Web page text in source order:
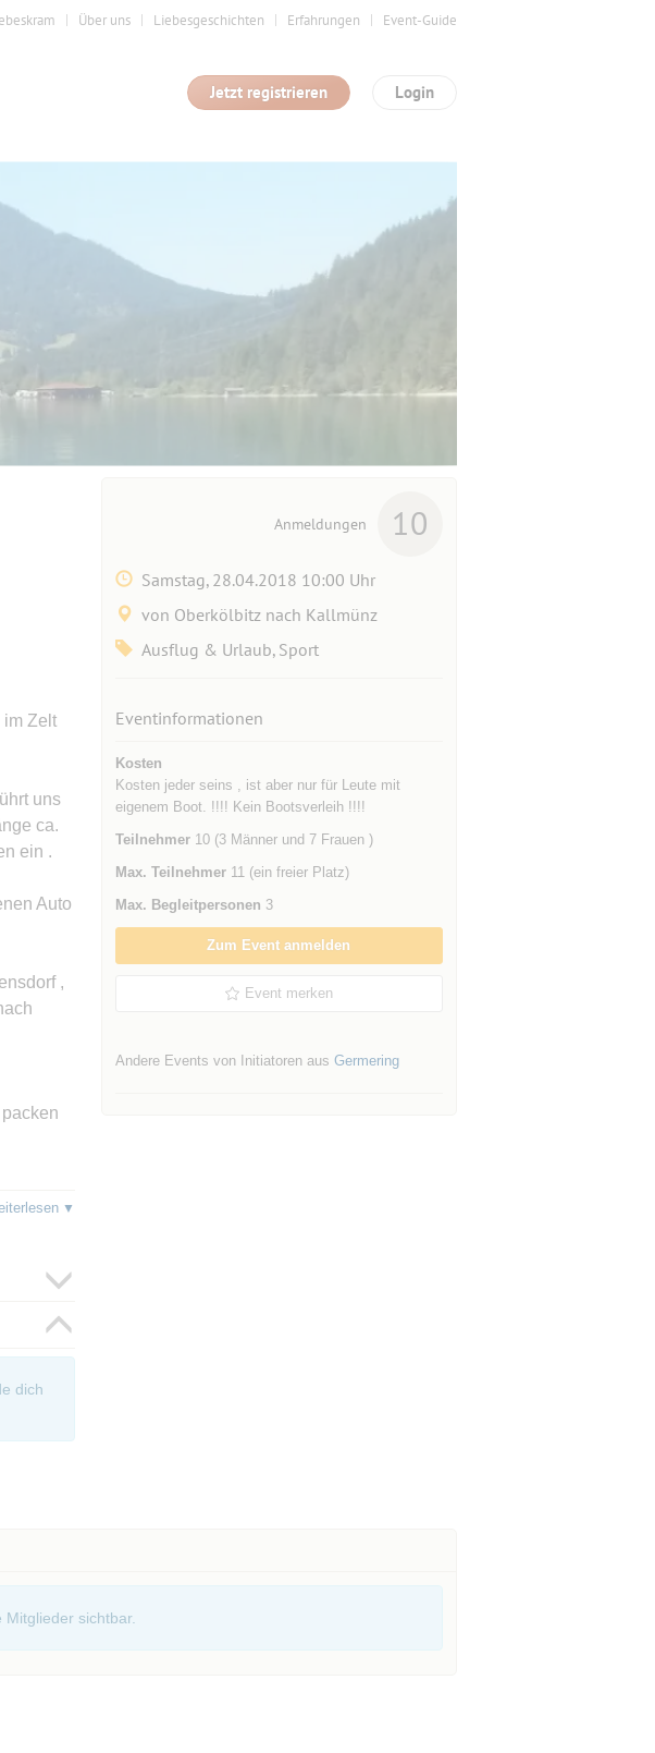
Über uns Liebesgeschichten Erfahrungen Event-Guide
Login
Jetzt registrieren
im Zelt
uns
ca.
ein .
Auto
,
-
.
dich
Anmeldungen 10
Samstag, 28.04.2018 10:00 Uhr
von Oberkölbitz nach Kallmünz
Ausflug & Urlaub, Sport
Eventinformationen
Kosten
Kosten jeder seins , ist aber nur für Leute mit
eigenem Boot. !!!! Kein Bootsverleih !!!!
Teilnehmer10 (3 Männer und 7 Frauen )
Max. Teilnehmer11 (ein freier Platz)
Max. Begleitpersonen 3
Zum Event anmelden
Event merken
Andere Events von Initiatoren aus Germering
sichtbar.